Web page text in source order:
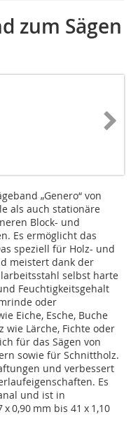
zum Sägen
„Genero“ von
als auch stationäre
Block- und
Es ermöglicht das
speziell für Holz- und
meistert dank der
selbst harte
Feuchtigkeitsgehalt
oder
Eiche, Esche, Buche
wie Lärche, Fichte oder
für das Sägen von
sowie für Schnittholz.
und verbessert
Es
und ist in
0,90 mm bis 41 x 1,10